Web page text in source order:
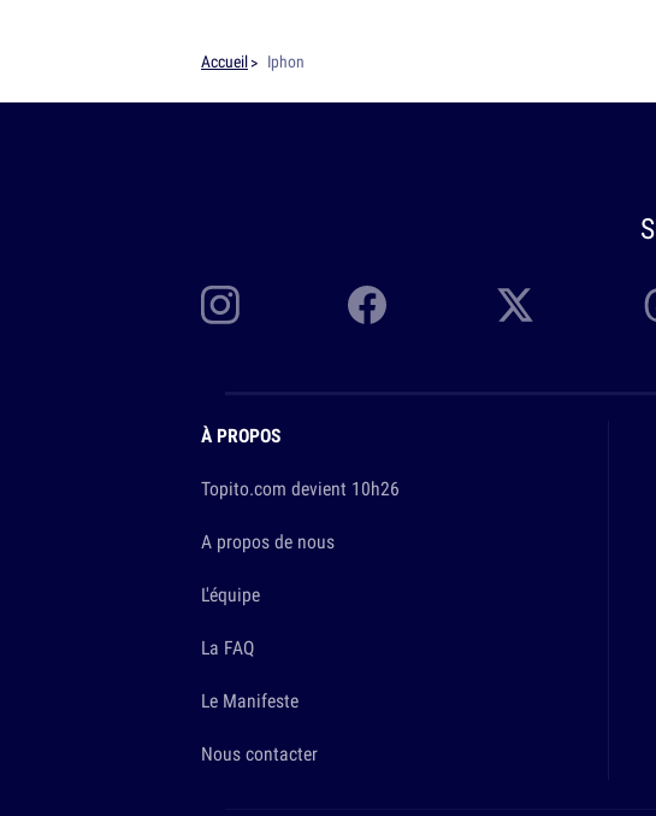
Accueil Iphon
À PROPOS
Topito.com devient 10h26
A propos de nous
L'équipe
La FAQ
Le Manifeste
Nous contacter